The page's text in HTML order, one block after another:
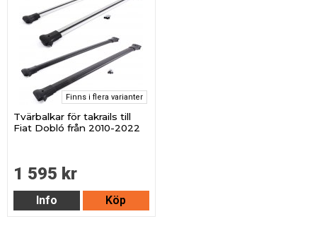
Finns i flera varianter
Tvärbalkar för takrails till
Fiat Dobló från 2010-2022
1 595 kr
Info Köp